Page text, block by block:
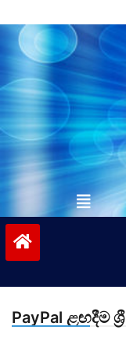
to
content
PayPal ළඟදීම